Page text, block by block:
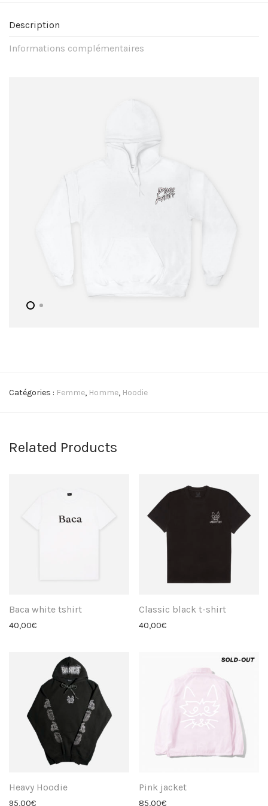
Description
Informations complémentaires
Catégories : Femme, Homme, Hoodie
Related Products
Baca white tshirt
40,00€
Classic black t-shirt
40,00€
Heavy Hoodie
95,00€
Pink jacket
85,00€